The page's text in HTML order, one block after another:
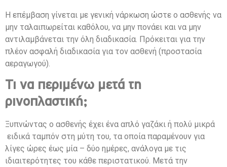
Η επέμβαση γίνεται με γενική νάρκωση ώστε ο ασθενής να
μην ταλαιπωρείται καθόλου, να μην πονάει και να μην
αντιλαμβάνεται την όλη διαδικασία. Πρόκειται για την
πλέον ασφαλή διαδικασία για τον ασθενή (προστασία
αεραγωγού).
Τι να περιμένω μετά τη
ρινοπλαστική;
Ξυπνώντας ο ασθενής έχει ένα απλό γαζάκι ή πολύ μικρά
ειδικά ταμπόν στη μύτη του, τα οποία παραμένουν για
λίγες ώρες έως μία – δύο ημέρες, ανάλογα με τις
ιδιαιτερότητες του κάθε περιστατικού. Μετά την